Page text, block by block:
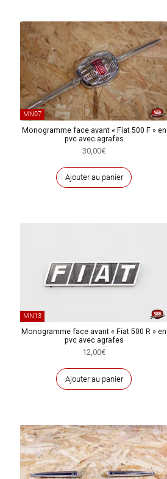
MN07
Monogramme face avant « Fiat 500 F » en
pvc avec agrafes
30,00€
Ajouter au panier
MN13
Monogramme face avant « Fiat 500 R » en
pvc avec agrafes
12,00€
Ajouter au panier